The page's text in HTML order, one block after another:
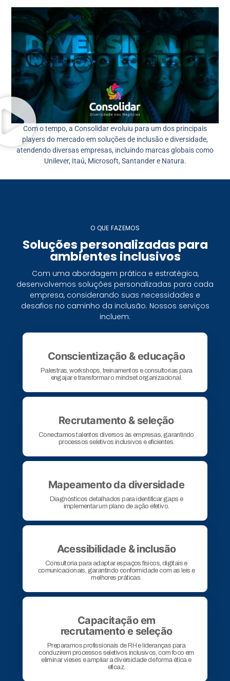
Com o tempo, a Consolidar evoluiu para um dos principais
players do mercado em soluções de inclusão e diversidade,
atendendo diversas empresas, incluindo marcas globais como
Unilever, Itaú, Microsoft, Santander e Natura.
O QUE FAZEMOS​
Soluções personalizadas para
ambientes inclusivos
Com uma abordagem prática e estratégica,
desenvolvemos soluções personalizadas para cada
empresa, considerando suas necessidades e
desafios no caminho da inclusão. Nossos serviços
incluem:​
Conscientização & educação​
Palestras, workshops, treinamentos e consultorias para
engajar e transformar o mindset organizacional.​
Recrutamento & seleção​
Conectamos talentos diversos às empresas, garantindo
processos seletivos inclusivos e eficientes.​
Mapeamento da diversidade​
Diagnósticos detalhados para identificar gaps e
implementar um plano de ação efetivo.​
Acessibilidade & inclusão​
Consultoria para adaptar espaços físicos, digitais e
comunicacionais, garantindo conformidade com as leis e
melhores práticas.​
Capacitação em
recrutamento e seleção
Preparamos profissionais de RH e lideranças para
conduzirem processos seletivos inclusivos, com foco em
eliminar vieses e ampliar a diversidade de forma ética e
eficaz.